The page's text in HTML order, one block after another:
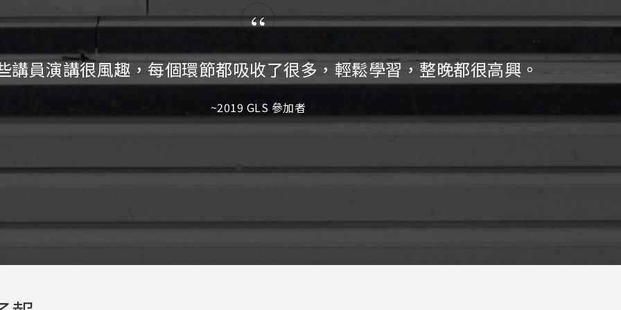
“
講員演講很風趣，每個環節都吸收了很多，輕鬆學習，整晚都很高興。
~2019 GLS 參加者